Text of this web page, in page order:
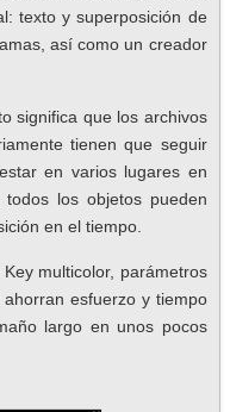
texto y superposición de
así como un creador
significa que los archivos
tienen que seguir
en varios lugares en
los objetos pueden
en el tiempo.
multicolor, parámetros
esfuerzo y tiempo
largo en unos pocos